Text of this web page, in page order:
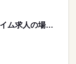
206,020円〜242,020円 ※フルタイム求人の場合は月額（換算額）、パート求人の場合は時間額を表示しています。